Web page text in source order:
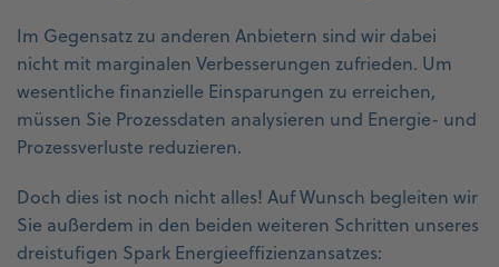
Im Gegensatz zu anderen Anbietern sind wir dabei
nicht mit marginalen Verbesserungen zufrieden. Um
wesentliche finanzielle Einsparungen zu erreichen,
müssen Sie Prozessdaten analysieren und Energie- und
Prozessverluste reduzieren.
Doch dies ist noch nicht alles! Auf Wunsch begleiten wir
Sie außerdem in den beiden weiteren Schritten unseres
dreistufigen Spark Energieeffizienzansatzes: